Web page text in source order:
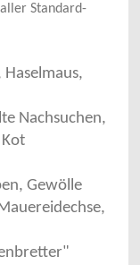
Standard-
Haselmaus,
Nachsuchen,
Gewölle